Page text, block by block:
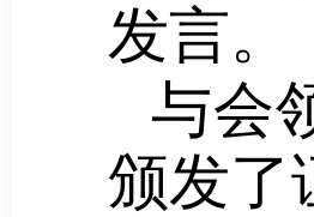
发言。
与会
颁发了